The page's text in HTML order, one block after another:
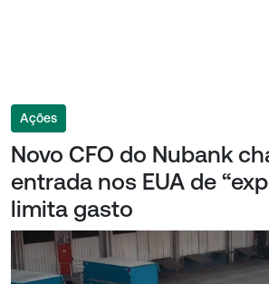
Ações
Novo CFO do Nubank
entrada nos EUA de
limita gasto